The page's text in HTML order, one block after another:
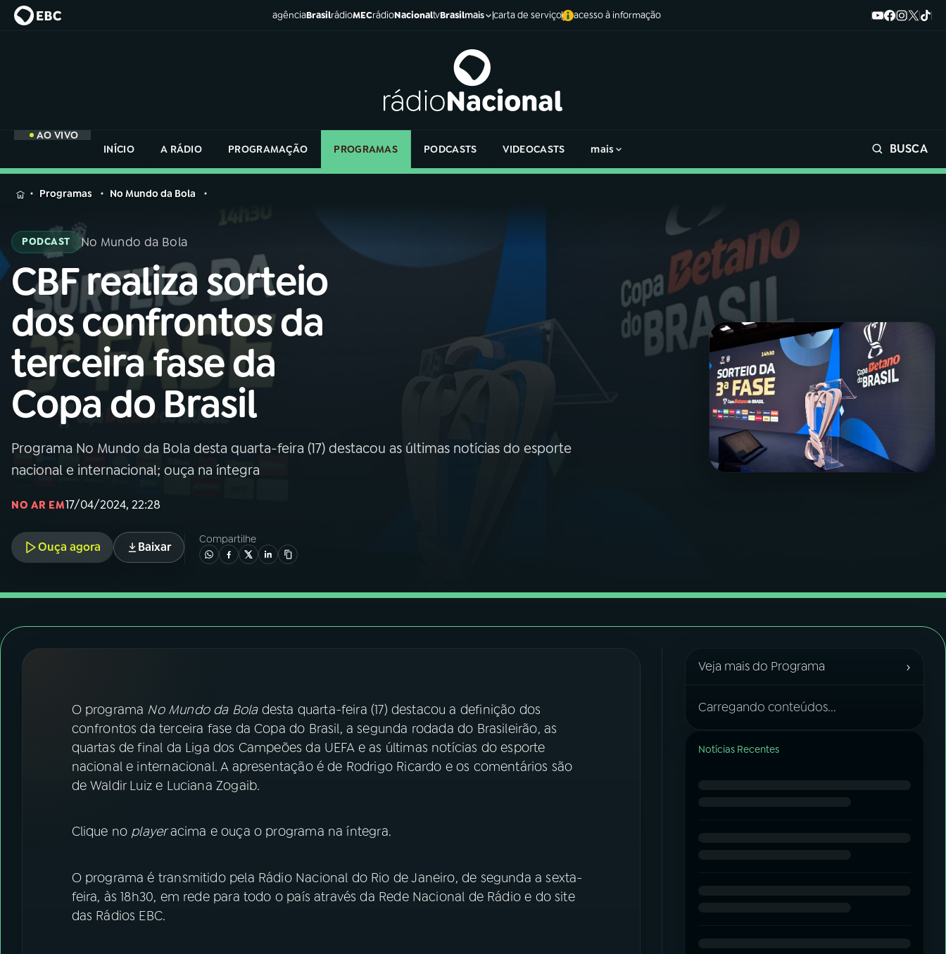
agênciaBrasilrádioMECrádioNacionaltvBrasilmais carta de serviço acesso à informação
AO VIVO
INÍCIO
A RÁDIO PROGRAMAÇÃO PROGRAMAS PODCASTS VIDEOCASTS mais BUSCA
MENU
Buscar
na
Rádio
Nacional
Buscar
AO VIVO
01INÍCIO
02A RÁDIO
03PROGRAMAÇÃO
ACOMPANHE A RÁDIO NACIONAL
YouTube Facebook
Instagram X
na
Rádio
Nacional
Programas No Mundo da Bola
PODCAST No Mundo da Bola
CBF realiza sorteio
dos confrontos da
terceira fase da
Copa do Brasil
Programa No Mundo da Bola desta quarta-feira (17) destacou as últimas notícias do esporte
nacional e internacional; ouça na íntegra
NO AR EM17/04/2024, 22:28
Ouça agora Baixar
Compartilhe
O programa No Mundo da Boladesta quarta-feira (17) destacou a definição dos
confrontos da terceira fase da Copa do Brasil, a segunda rodada do Brasileirão, as
quartas de final da Liga dos Campeões da UEFA e as últimas notícias do esporte
nacional e internacional. A apresentação é de Rodrigo Ricardo e os comentários são
de Waldir Luiz e Luciana Zogaib.
Clique no playeracima e ouça o programa na íntegra.
O programa é transmitido pela Rádio Nacional do Rio de Janeiro, de segunda a sexta-
feira, às 18h30, em rede para todo o país através da Rede Nacional de Rádio e do site
das Rádios EBC.
Veja mais do Programa ›
Carregando conteúdos...
Notícias Recentes